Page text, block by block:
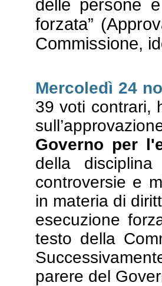
delle persone
forzata”
Commissione,
Mercoledì 24
39 voti contrari,
Governo per
della
controversie e
in materia di
esecuzione
testo della
parere del